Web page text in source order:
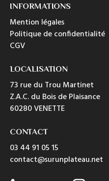
INFORMATIONS
Mention légales
Politique de confidentialité
CGV
LOCALISATION
73 rue du Trou Martinet
Z.A.C. du Bois de Plaisance
60280 VENETTE
CONTACT
03 44 91 05 15
contact@surunplateau.net